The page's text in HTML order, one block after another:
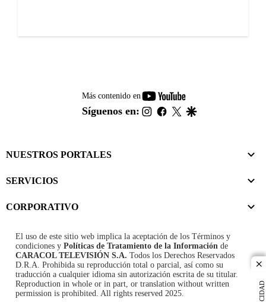
Más contenido en
youtube-
footer
Síguenos en: instagram
facebook
twitter
NUESTROS PORTALES
SERVICIOS
CORPORATIVO
El uso de este sitio web implica la aceptación de los Términos y
condiciones y Políticas de Tratamiento de la Información de
CARACOL TELEVISIÓN S.A. Todos los Derechos Reservados
D.R.A. Prohibida su reproducción total o parcial, así como su
traducción a cualquier idioma sin autorización escrita de su titular.
Reproduction in whole or in part, or translation without written
permission is prohibited. All rights reserved 2025.